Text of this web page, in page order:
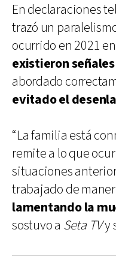
En declaraciones
trazó un
ocurrido en 2021
existieron
abordado
evitado el
“La familia está
remite a lo que
situaciones
trabajado de
lamentando la
sostuvo a Seta TVy